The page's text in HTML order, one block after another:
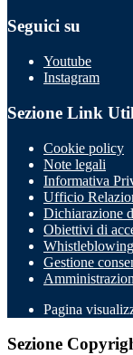
Seguici su
Youtube
Instagram
Sezione Link
Cookie policy
Note legali
Informativa
Ufficio
Dichiarazione
Obiettivi di
Whistleblowing
Gestione
Pagina
Sezione